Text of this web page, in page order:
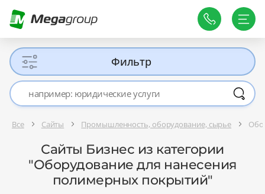
Фильтр
Все Сайты Промышленность, оборудование, сырье
Сайты Бизнес из категории
"Оборудование для нанесения
полимерных покрытий"